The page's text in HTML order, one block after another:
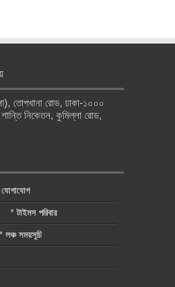
তোপখানা রোড, ঢাকা-১০০০
নিকেতন, কুমিল্লা রোড,
যোগাযোগ
টাইমস পরিবার
লঞ্চ সময়সূচি